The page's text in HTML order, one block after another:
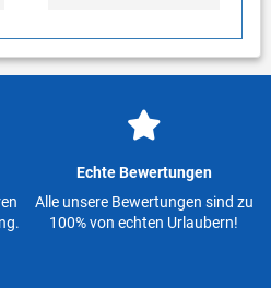
Echte Bewertungen
Alle unsere Bewertungen sind zu
100% von echten Urlaubern!